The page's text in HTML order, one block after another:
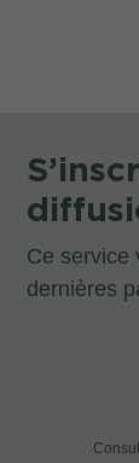
Ce service
dernières